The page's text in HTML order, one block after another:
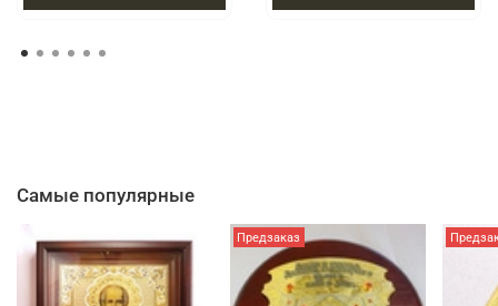
Самые популярные
Предзаказ